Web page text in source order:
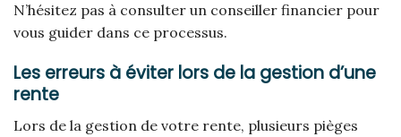
N’hésitez pas à consulter un conseiller financier pour
vous guider dans ce processus.
Les erreurs à éviter lors de la gestion d’une
rente
Lors de la gestion de votre rente, plusieurs pièges